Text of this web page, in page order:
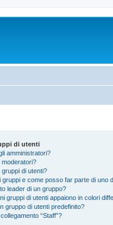
di utenti
amministratori?
moderatori?
di utenti?
gruppi e come posso far parte di uno
leader di un gruppo?
gruppi di utenti appaiono in colori
gruppo di utenti predefinito?
“Staff”?